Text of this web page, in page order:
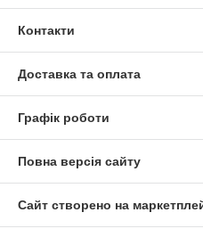
Контакти
Доставка та оплата
Графік роботи
Повна версія сайту
Сайт створено на